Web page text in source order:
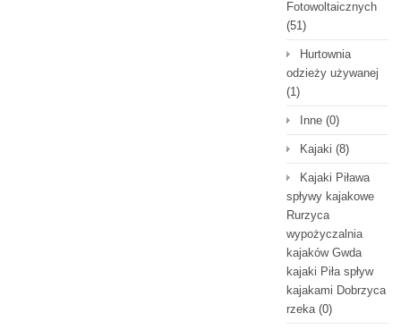
Fotowoltaicznych
(51)
Hurtownia
odzieży używanej
(1)
Inne (0)
Kajaki (8)
Kajaki Piława
spływy kajakowe
Rurzyca
wypożyczalnia
kajaków Gwda
kajaki Piła spływ
kajakami Dobrzyca
rzeka(0)